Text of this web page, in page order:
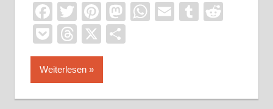
Facebook
TwitterPinterest
Mastodon
WhatsApp
EmailTumblr
PocketThreads
X
Weiterlesen